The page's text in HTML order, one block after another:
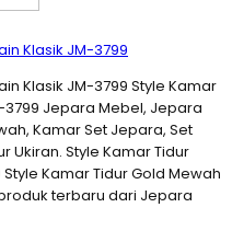
Klasik JM-3799
Klasik JM-3799 Style Kamar
3799 Jepara Mebel, Jepara
Kamar Set Jepara, Set
Ukiran. Style Kamar Tidur
Kamar Tidur Gold Mewah
terbaru dari Jepara